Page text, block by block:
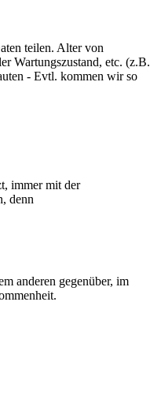
teilen. Alter von
Wartungszustand, etc. (z.B.
- Evtl. kommen wir so
immer mit der
denn
anderen gegenüber, im